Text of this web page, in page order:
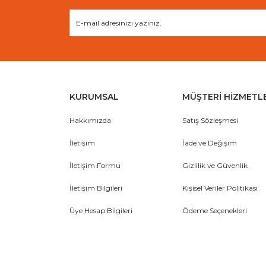
KURUMSAL
Hakkımızda
İletişim
İletişim Formu
İletişim Bilgileri
Üye Hesap Bilgileri
MÜŞTERİ
Satış Sözleşmesi
İade ve Değişim
Gizlilik ve Güvenlik
Kişisel Veriler Politikası
Ödeme Seçenekleri